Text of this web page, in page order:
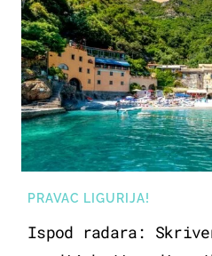
PRAVAC LIGURIJA!
Ispod radara: